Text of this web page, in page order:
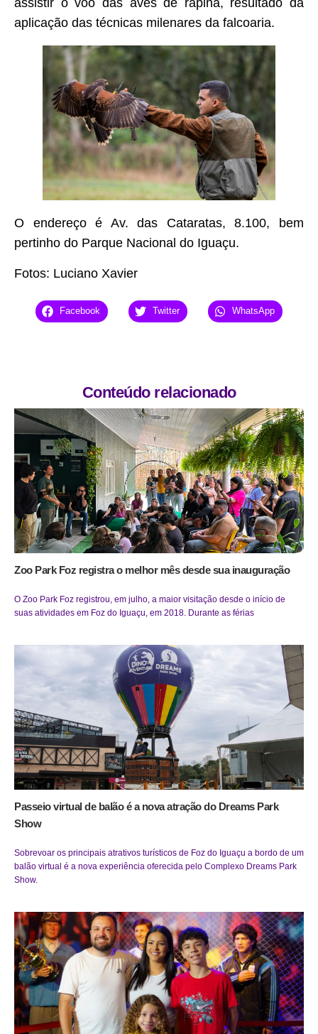
aplicação das técnicas milenares da falcoaria.
O endereço é Av. das Cataratas, 8.100, bem
pertinho do Parque Nacional do Iguaçu.
Fotos: Luciano Xavier
Facebook Twitter WhatsApp
Conteúdo relacionado
Zoo Park Foz registra o melhor mês desde sua inauguração
O Zoo Park Foz registrou, em julho, a maior visitação desde o início de
suas atividades em Foz do Iguaçu, em 2018. Durante as férias
Passeio virtual de balão é a nova atração do Dreams Park
Show
Sobrevoar os principais atrativos turísticos de Foz do Iguaçu a bordo de um
balão virtual é a nova experiência oferecida pelo Complexo Dreams Park
Show.